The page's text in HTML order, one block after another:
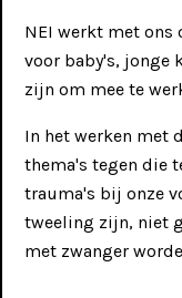
De Groote
Therapeutisch
najaar van 2026
worden genomen.
coach of
een plek is waar jij
komt, wees dan
informatieavonden
juni of dinsdag 23
NEI werkt met ons
voor baby's, jonge
zijn om mee te
In het werken met
thema's tegen die
trauma's bij onze
tweeling zijn, niet
met zwanger